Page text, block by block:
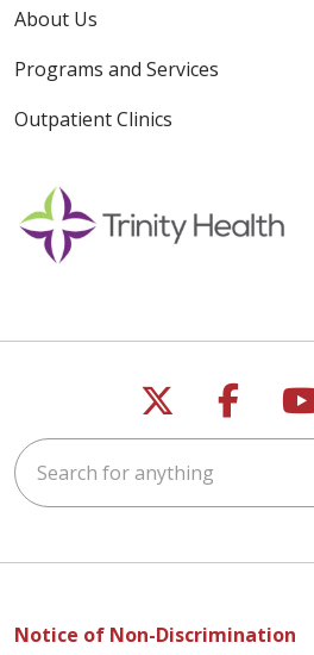
About Us
Programs and Services
Outpatient Clinics
Follow us
Search for anything
Notice of Non-Discrimination